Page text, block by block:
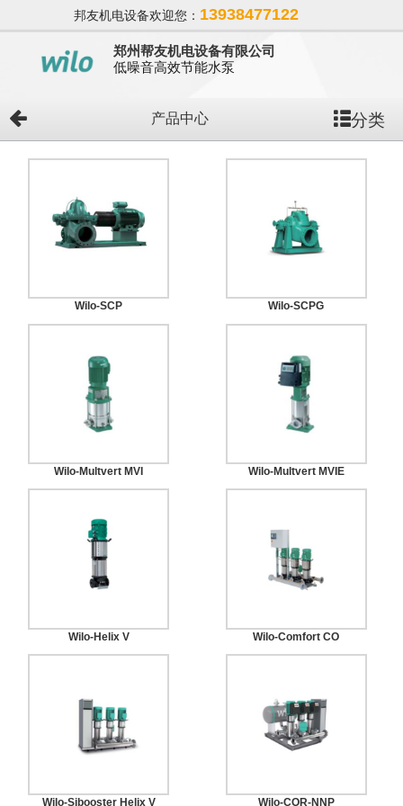
邦友机电设备欢迎您： 13938477122
郑州帮友机电设备有限公司
低噪音高效节能水泵
产品中心 分类
Wilo-SCP Wilo-SCPG
Wilo-Multvert MVI Wilo-Multvert MVIE
Wilo-Helix V Wilo-Comfort CO
Wilo-Sibooster Helix V Wilo-COR-NNP